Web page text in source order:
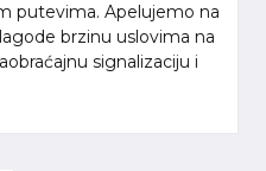
putevima. Apelujemo na
brzinu uslovima na
signalizaciju i